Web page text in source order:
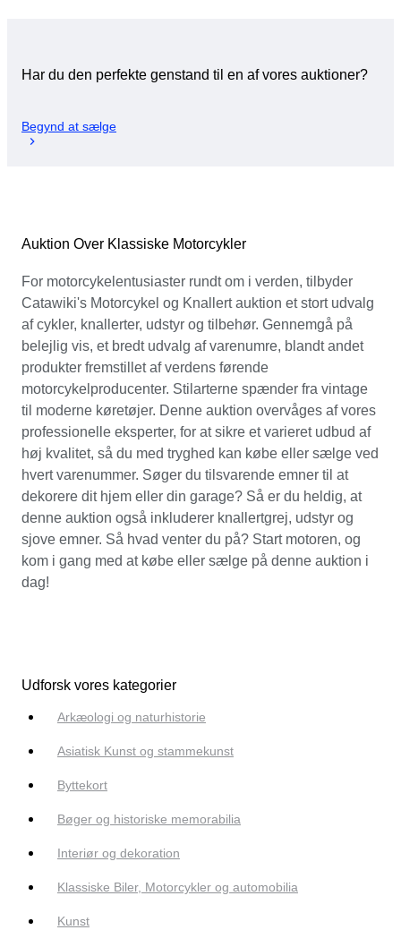
Har du den perfekte genstand til en af vores auktioner?
Begynd at sælge
Auktion Over Klassiske Motorcykler
For motorcykelentusiaster rundt om i verden, tilbyder
Catawiki's Motorcykel og Knallert auktion et stort udvalg
af cykler, knallerter, udstyr og tilbehør. Gennemgå på
belejlig vis, et bredt udvalg af varenumre, blandt andet
produkter fremstillet af verdens førende
motorcykelproducenter. Stilarterne spænder fra vintage
til moderne køretøjer. Denne auktion overvåges af vores
professionelle eksperter, for at sikre et varieret udbud af
høj kvalitet, så du med tryghed kan købe eller sælge ved
hvert varenummer. Søger du tilsvarende emner til at
dekorere dit hjem eller din garage? Så er du heldig, at
denne auktion også inkluderer knallertgrej, udstyr og
sjove emner. Så hvad venter du på? Start motoren, og
kom i gang med at købe eller sælge på denne auktion i
dag!
Udforsk vores kategorier
Arkæologi og naturhistorie
Asiatisk Kunst og stammekunst
Byttekort
Bøger og historiske memorabilia
Interiør og dekoration
Klassiske Biler, Motorcykler og automobilia
Kunst